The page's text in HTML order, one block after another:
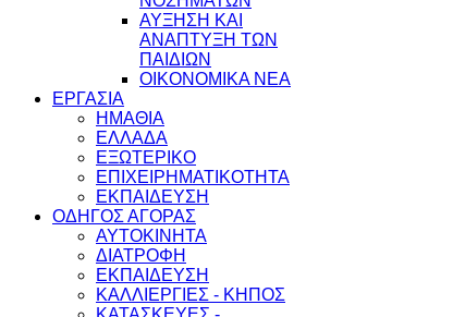
ΑΥΞΗΣΗ ΚΑΙ
ΑΝΑΠΤΥΞΗ ΤΩΝ
ΠΑΙΔΙΩΝ
ΟΙΚΟΝΟΜΙΚΑ ΝΕΑ
ΕΡΓΑΣΙΑ
ΗΜΑΘΙΑ
ΕΛΛΑΔΑ
ΕΞΩΤΕΡΙΚΟ
ΕΠΙΧΕΙΡΗΜΑΤΙΚΟΤΗΤΑ
ΕΚΠΑΙΔΕΥΣΗ
ΟΔΗΓΟΣ ΑΓΟΡΑΣ
ΑΥΤΟΚΙΝΗΤΑ
ΔΙΑΤΡΟΦΗ
ΕΚΠΑΙΔΕΥΣΗ
ΚΑΛΛΙΕΡΓΙΕΣ - ΚΗΠΟΣ